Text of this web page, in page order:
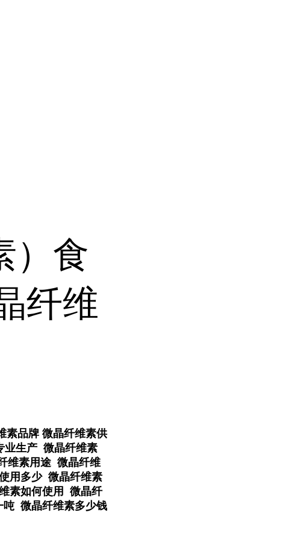
）食
纤维
素品牌 微晶纤维素供
业生产 微晶纤维素
维素用途 微晶纤维
用多少 微晶纤维素
素如何使用 微晶纤
吨 微晶纤维素多少钱